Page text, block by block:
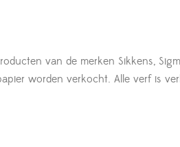
van de merken Sikkens,
worden verkocht. Alle verf is